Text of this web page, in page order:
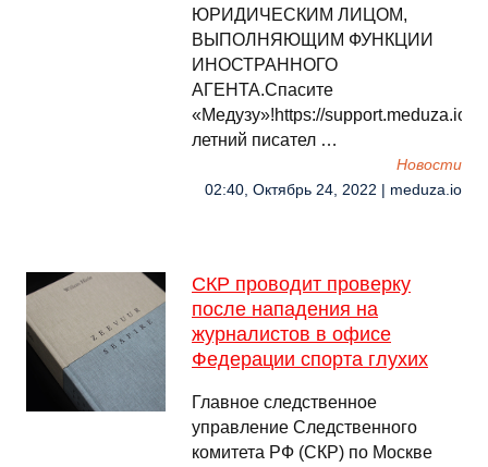
ЮРИДИЧЕСКИМ ЛИЦОМ,
ВЫПОЛНЯЮЩИМ ФУНКЦИИ
ИНОСТРАННОГО
АГЕНТА.Спасите
«Медузу»!https://
летний писател …
Новости
02:40, Октябрь 24, 2022 | meduza.io
СКР проводит проверку
после нападения на
журналистов в офисе
Федерации спорта глухих
Главное следственное
управление Следственного
комитета РФ (СКР) по Москве